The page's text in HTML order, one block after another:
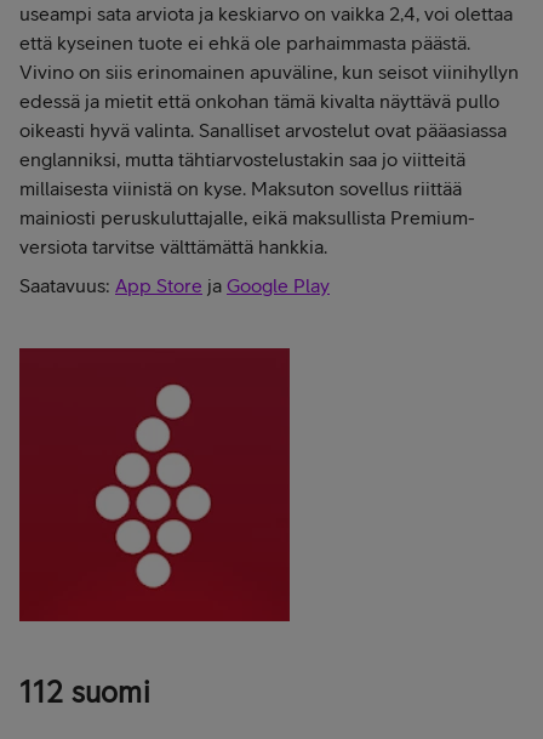
useampi sata arviota ja keskiarvo on vaikka 2,4, voi olettaa
että kyseinen tuote ei ehkä ole parhaimmasta päästä.
Vivino on siis erinomainen apuväline, kun seisot viinihyllyn
edessä ja mietit että onkohan tämä kivalta näyttävä pullo
oikeasti hyvä valinta. Sanalliset arvostelut ovat pääasiassa
englanniksi, mutta tähtiarvostelustakin saa jo viitteitä
millaisesta viinistä on kyse. Maksuton sovellus riittää
mainiosti peruskuluttajalle, eikä maksullista Premium-
versiota tarvitse välttämättä hankkia.
Saatavuus: App Store ja Google Play
112 suomi